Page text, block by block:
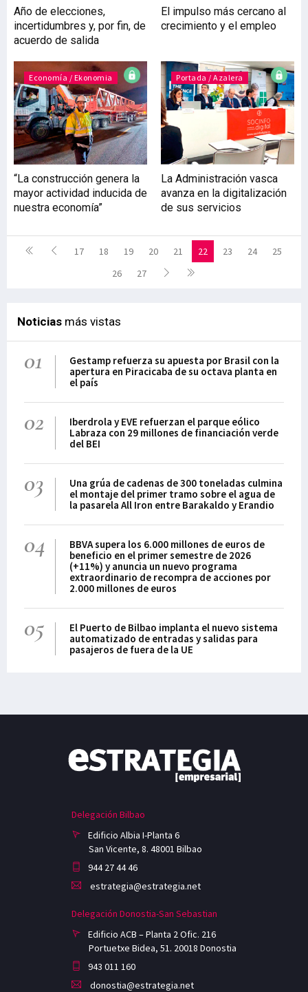
Año de elecciones,
incertidumbres y, por fin, de
acuerdo de salida
El impulso más cercano al
crecimiento y el empleo
Economía / Ekonomia
“La construcción genera la
mayor actividad inducida de
nuestra economía”
Portada / Azalera
La Administración vasca
avanza en la digitalización
de sus servicios
17 18 19 20 21 22 23 24
25
26
27
Noticias más vistas
01
Gestamp refuerza su apuesta por Brasil con la
apertura en Piracicaba de su octava planta en
el país
02
Iberdrola y EVE refuerzan el parque eólico
Labraza con 29 millones de financiación verde
del BEI
03
Una grúa de cadenas de 300 toneladas culmina
el montaje del primer tramo sobre el agua de
la pasarela All Iron entre Barakaldo y Erandio
04
BBVA supera los 6.000 millones de euros de
beneficio en el primer semestre de 2026
(+11%) y anuncia un nuevo programa
extraordinario de recompra de acciones por
2.000 millones de euros
05
El Puerto de Bilbao implanta el nuevo sistema
automatizado de entradas y salidas para
pasajeros de fuera de la UE
Delegación Bilbao
Edificio Albia I-Planta 6
San Vicente, 8. 48001 Bilbao
944 27 44 46
estrategia@estrategia.net
Delegación Donostia-San Sebastian
Edificio ACB – Planta 2 Ofic. 216
Portuetxe Bidea, 51. 20018 Donostia
943 011 160
donostia@estrategia.net